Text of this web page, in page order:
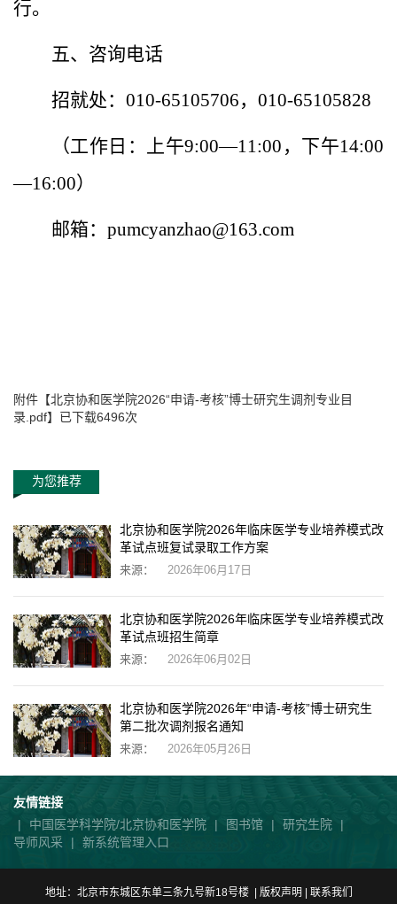
行。
五、咨询电话
招就处： 010-65105706，010-65105828
（工作日：上午9:00—11:00，下午14:00
—16:00）
邮箱： pumcyanzhao@163.com
附件【北京协和医学院2026“申请-考核”博士研究生调剂专业目
录.pdf】已下载6496次
为您推荐
北京协和医学院2026年临床医学专业培养模式改
革试点班复试录取工作方案
来源： 2026年06月17日
北京协和医学院2026年临床医学专业培养模式改
革试点班招生简章
来源： 2026年06月02日
北京协和医学院2026年“申请-考核”博士研究生
第二批次调剂报名通知
来源： 2026年05月26日
友情链接
|
中国医学科学院/北京协和医学院 | 图书馆 | 研究生院
|
导师风采
| 新系统管理入口
地址：北京市东城区东单三条九号新18号楼 | 版权声明 | 联系我们